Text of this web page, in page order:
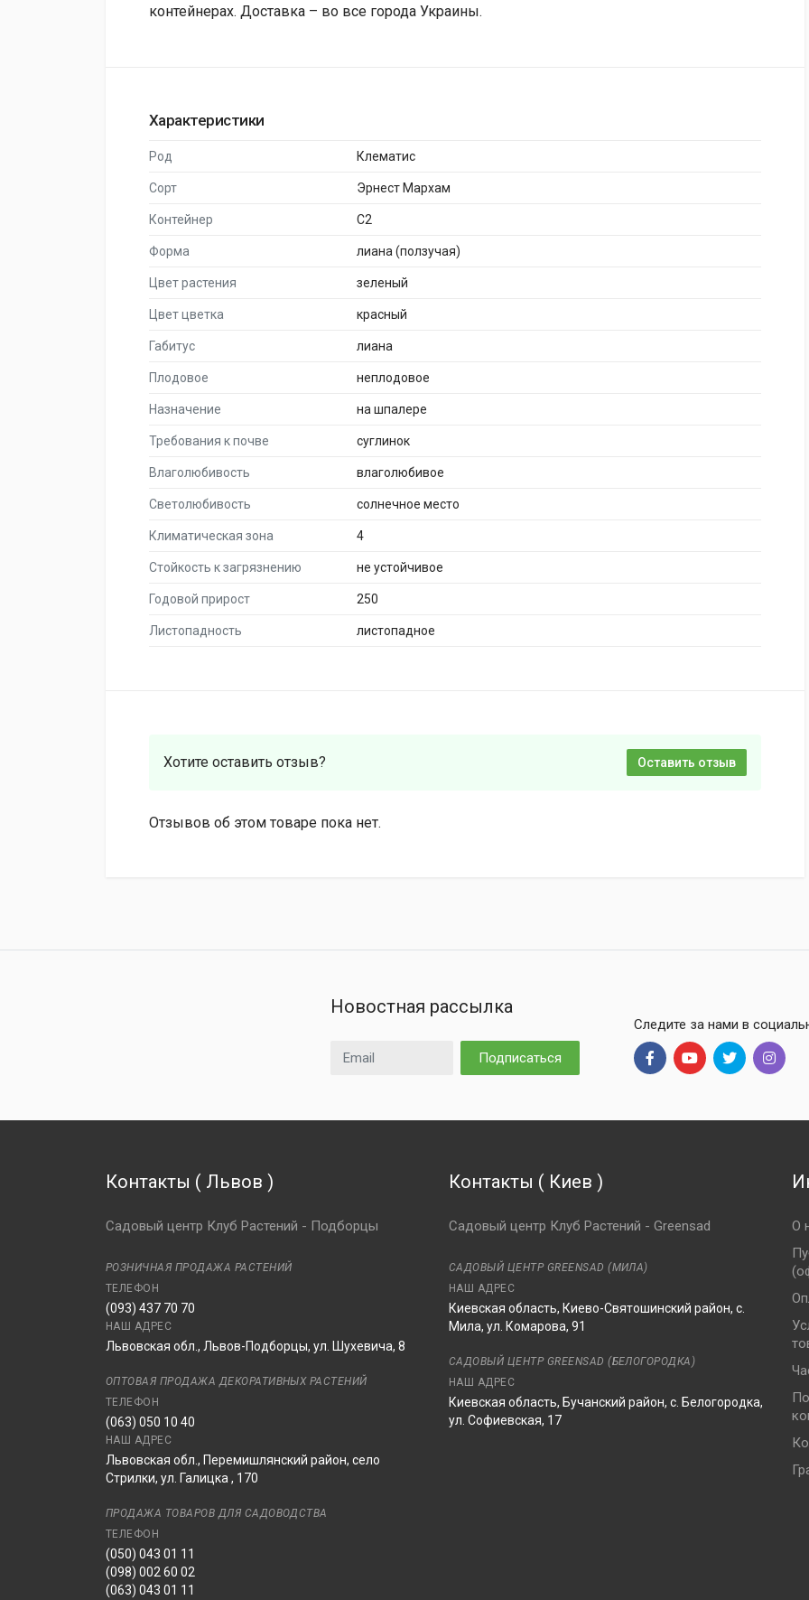
контейнерах. Доставка – во все города Украины.
Характеристики
Род Клематис
Сорт Эрнест Мархам
Контейнер C2
Форма лиана (ползучая)
Цвет растения зеленый
Цвет цветка красный
Габитус лиана
Плодовое неплодовое
Назначение на шпалере
Требования к почве суглинок
Влаголюбивость влаголюбивое
Светолюбивость солнечное место
Климатическая зона 4
Стойкость к загрязнению не устойчивое
Годовой прирост 250
Листопадность листопадное
Хотите оставить отзыв? Оставить отзыв
Отзывов об этом товаре пока нет.
Новостная рассылка
Email адрес Подписаться
Следите за нами в
Контакты ( Львов )
Садовый центр Клуб Растений - Подборцы
РОЗНИЧНАЯ ПРОДАЖА РАСТЕНИЙ
ТЕЛЕФОН
(093) 437 70 70
НАШ АДРЕС
Львовская обл., Львов-Подборцы, ул. Шухевича, 8
ОПТОВАЯ ПРОДАЖА ДЕКОРАТИВНЫХ РАСТЕНИЙ
ТЕЛЕФОН
(063) 050 10 40
НАШ АДРЕС
Львовская обл., Перемишлянский район, село
Стрилки, ул. Галицка , 170
ПРОДАЖА ТОВАРОВ ДЛЯ САДОВОДСТВА
ТЕЛЕФОН
(050) 043 01 11
(098) 002 60 02
(063) 043 01 11
Контакты ( Киев )
Садовый центр Клуб Растений - Greensad
САДОВЫЙ ЦЕНТР GREENSAD (МИЛА)
НАШ АДРЕС
Киевская область, Киево-Святошинский район, с.
Мила, ул. Комарова, 91
САДОВЫЙ ЦЕНТР GREENSAD (БЕЛОГОРОДКА)
НАШ АДРЕС
Киевская область, Бучанский район, с. Белогородка,
ул. Софиевская, 17
О